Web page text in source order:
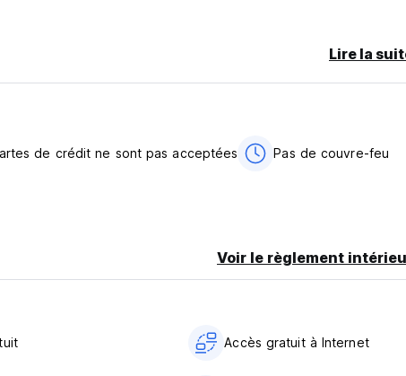
from original language)
Lire la
de crédit ne sont pas acceptées Pas de couvre-feu
Voir le règlement
Accès gratuit à Internet